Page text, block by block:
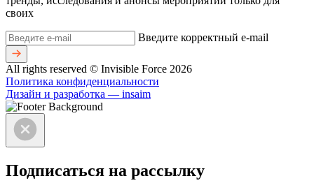
своих
Введите корректный e-mail
All rights reserved © Invisible Force 2026
Политика конфиденциальности
Дизайн и разработка — insaim
Подписаться на рассылку